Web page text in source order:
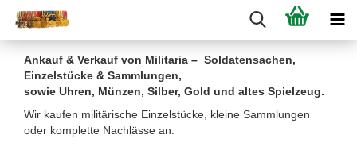
Ankauf & Verkauf von Militaria – Soldatensachen,
Einzelstücke & Sammlungen,
sowie Uhren, Münzen, Silber, Gold und altes Spielzeug.
Wir kaufen militärische Einzelstücke, kleine Sammlungen
oder komplette Nachlässe an.